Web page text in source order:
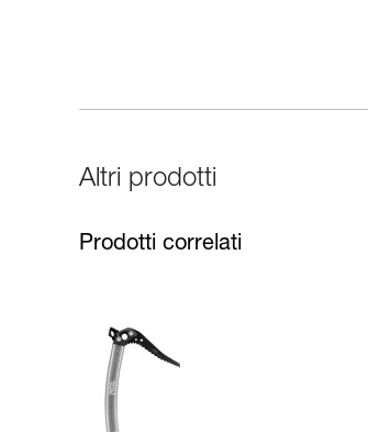
Altri prodotti
Prodotti correlati